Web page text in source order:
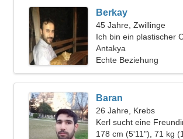
Berkay
45 Jahre, Zwillinge
Ich bin ein plastischer
eine tolle Frau
Antakya
Echte Beziehung
Baran
26 Jahre, Krebs
Kerl sucht eine
178 cm (5'11"), 71 kg